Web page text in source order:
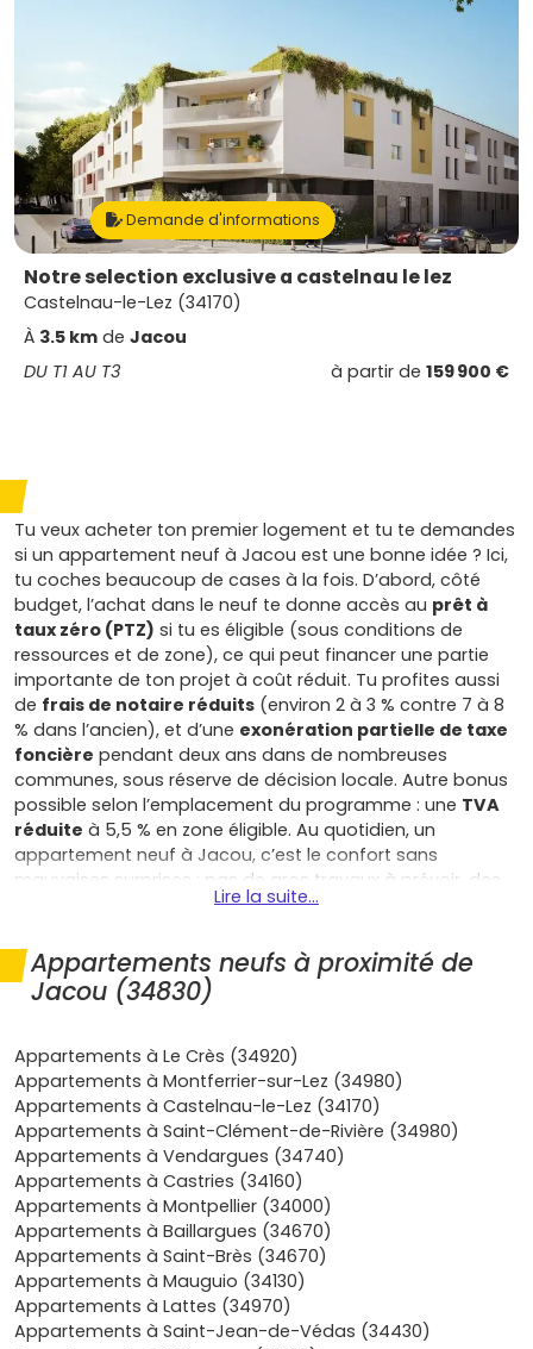
Demande d'informations
Notre selection exclusive a castelnau le lez
Castelnau-le-Lez (34170)
À 3.5 km de Jacou
DU T1 AU T3
à partir de 159 900 €
Tu veux acheter ton premier logement et tu te demandes
si un appartement neuf à Jacou est une bonne idée ? Ici,
tu coches beaucoup de cases à la fois. D’abord, côté
budget, l’achat dans le neuf te donne accès au prêt à
taux zéro (PTZ) si tu es éligible (sous conditions de
ressources et de zone), ce qui peut financer une partie
importante de ton projet à coût réduit. Tu profites aussi
de frais de notaire réduits (environ 2 à 3 % contre 7 à 8
% dans l’ancien), et d’une exonération partielle de taxe
foncière pendant deux ans dans de nombreuses
communes, sous réserve de décision locale. Autre bonus
possible selon l’emplacement du programme : une TVA
réduite à 5,5 % en zone éligible. Au quotidien, un
appartement neuf à Jacou, c’est le confort sans
mauvaises surprises : pas de gros travaux à prévoir, des
performances énergétiques au niveau des normes
garanties constructeur(parfait achèvement, biennale,
décennale) qui sécurisent ton achat pendant plusieurs
années. Jacou, c’est aussi le bon compromis pour un
avec commerces, écoles et espaces verts, tout en
restant connecté à Montpellier grâce autramway ligne 2
et à des axes rapides qui te rapprochent des grands
pôles d’emploi. Résultat : tu gagnes en qualité de vie et tu
protèges mieux ton pouvoir d’achat grâce à un logement
économe, bien isolé et bien placé. Choisir un
appartement neuf à Jacou, c’est aussi investir dans un
cadre qui séduit locataires et acheteurs à long terme,
pratique si un jour tu veux revendre ou louer. Et si tu as
peur de te lancer, rappelle-toi que les
neufs à Jacou sont pensés pour les primo-accédants :
plans optimisés, espaces extérieurs, parkings,
Lire la suite...
Appartements neufs à proximité de
Jacou (34830)
Appartements à Le Crès (34920)
Appartements à Montferrier-sur-Lez (34980)
Appartements à Castelnau-le-Lez (34170)
Appartements à Saint-Clément-de-Rivière (34980)
Appartements à Vendargues (34740)
Appartements à Castries (34160)
Appartements à Montpellier (34000)
Appartements à Baillargues (34670)
Appartements à Saint-Brès (34670)
Appartements à Mauguio (34130)
Appartements à Lattes (34970)
Appartements à Saint-Jean-de-Védas (34430)